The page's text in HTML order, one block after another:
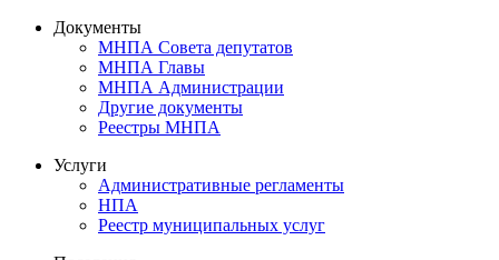
Документы
МНПА Совета депутатов
МНПА Главы
МНПА Администрации
Другие документы
Реестры МНПА
Услуги
Административные регламенты
НПА
Реестр муниципальных услуг